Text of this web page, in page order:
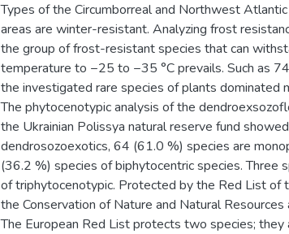
Types of the Circumborreal and Northwest
areas are winter-resistant. Analyzing frost
the group of frost-resistant species that can
temperature to −25 to −35 °C prevails. Such as
the investigated rare species of plants dominated
The phytocenotypic analysis of the
the Ukrainian Polissya natural reserve fund
dendrosozoexotics, 64 (61.0 %) species are
(36.2 %) species of biphytocentric species. Three
of triphytocenotypic. Protected by the Red List of
the Conservation of Nature and Natural
The European Red List protects two species; they